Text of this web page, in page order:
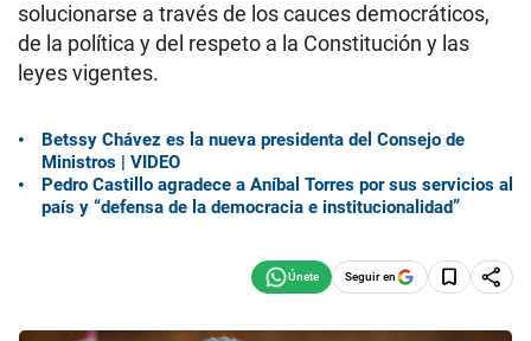
solucionarse a través de los cauces democráticos,
de la política y del respeto a la Constitución y las
leyes vigentes.
Betssy Chávez es la nueva presidenta del Consejo de
Ministros | VIDEO
Pedro Castillo agradece a Aníbal Torres por sus servicios al
país y “defensa de la democracia e institucionalidad”
Seguir en